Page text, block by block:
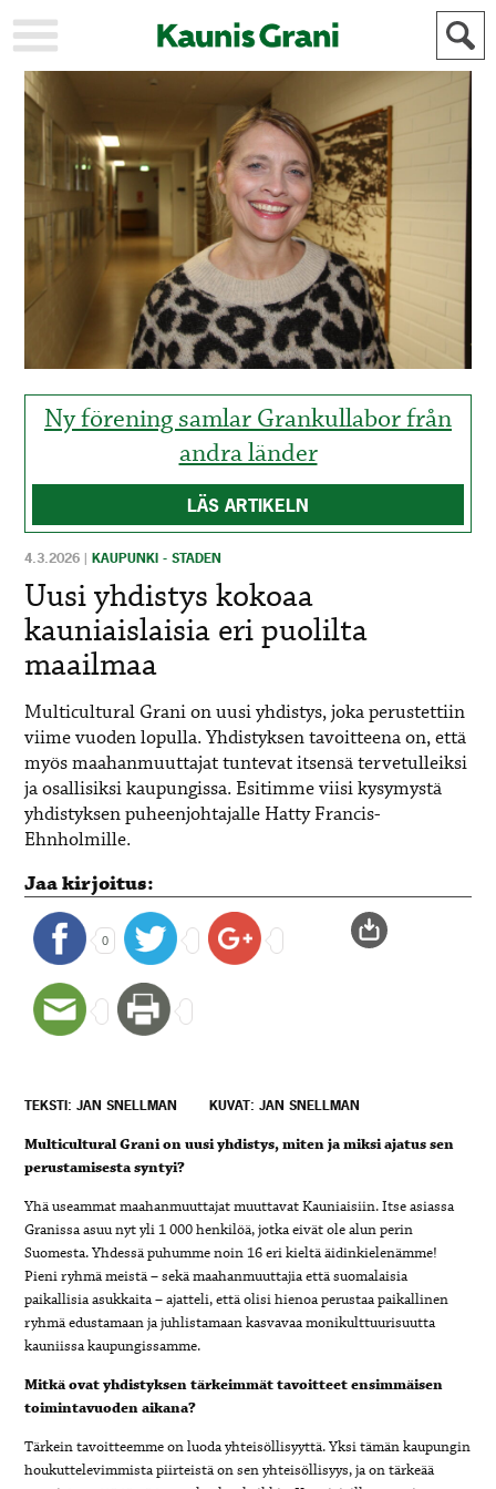
KAUPUNKI
STADEN
AJANKOHTAISTA
AKTUELLT
URHEILU
IDROTT
KULTTUURI
KULTUR
HISTORIA
HISTORIA
YLEINEN
ALLMÄN
MAINOSTAJILLE
FÖR
ANNONSÖRER
Ny förening samlar Grankullabor från
andra länder
LÄS ARTIKELN
4.3.2026 |KAUPUNKI - STADEN
Uusi yhdistys kokoaa
kauniaislaisia eri puolilta
maailmaa
Multicultural Grani on uusi yhdistys, joka perustettiin
viime vuoden lopulla. Yhdistyksen tavoitteena on, että
myös maahanmuuttajat tuntevat itsensä tervetulleiksi
ja osallisiksi kaupungissa. Esitimme viisi kysymystä
yhdistyksen puheenjohtajalle Hatty Francis-
Ehnholmille.
Jaa kirjoitus:
0
TEKSTI: JAN SNELLMAN KUVAT: JAN SNELLMAN
Multicultural Grani on uusi yhdistys, miten ja miksi ajatus sen
perustamisesta syntyi?
Yhä useammat maahanmuuttajat muuttavat Kauniaisiin. Itse asiassa
Granissa asuu nyt yli 1 000 henkilöä, jotka eivät ole alun perin
Suomesta. Yhdessä puhumme noin 16 eri kieltä äidinkielenämme!
Pieni ryhmä meistä – sekä maahanmuuttajia että suomalaisia
paikallisia asukkaita – ajatteli, että olisi hienoa perustaa paikallinen
ryhmä edustamaan ja juhlistamaan kasvavaa monikulttuurisuutta
kauniissa kaupungissamme.
Mitkä ovat yhdistyksen tärkeimmät tavoitteet ensimmäisen
toimintavuoden aikana?
Tärkein tavoitteemme on luoda yhteisöllisyyttä. Yksi tämän kaupungin
houkuttelevimmista piirteistä on sen yhteisöllisyys, ja on tärkeää